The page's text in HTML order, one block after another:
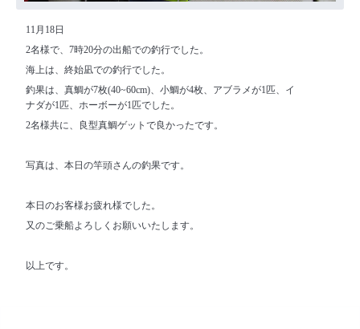
11月18日
2名様で、7時20分の出船での釣行でした。
海上は、終始凪での釣行でした。
釣果は、真鯛が7枚(40~60cm)、小鯛が4枚、アブラメが1匹、イ
ナダが1匹、ホーボーが1匹でした。
2名様共に、良型真鯛ゲットで良かったです。
写真は、本日の竿頭さんの釣果です。
本日のお客様お疲れ様でした。
又のご乗船よろしくお願いいたします。
以上です。